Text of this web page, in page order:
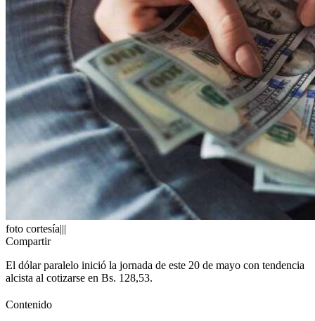
foto cortesía|||
Compartir
El dólar paralelo inició la jornada de este 20 de mayo con tendencia
alcista al cotizarse en Bs. 128,53.
Contenido